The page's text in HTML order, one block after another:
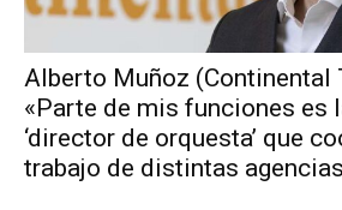
Alberto Muñoz (Continental
«Parte de mis funciones es
‘director de orquesta’ que
trabajo de distintas